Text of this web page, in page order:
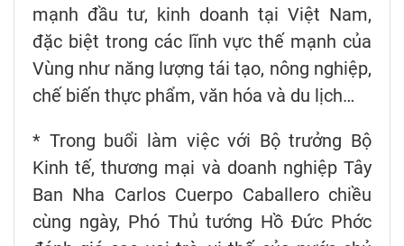
mạnh đầu tư, kinh doanh tại Việt Nam,
đặc biệt trong các lĩnh vực thế mạnh của
Vùng như năng lượng tái tạo, nông nghiệp,
chế biến thực phẩm, văn hóa và du lịch…
* Trong buổi làm việc với Bộ trưởng Bộ
Kinh tế, thương mại và doanh nghiệp Tây
Ban Nha Carlos Cuerpo Caballero chiều
cùng ngày, Phó Thủ tướng Hồ Đức Phớc